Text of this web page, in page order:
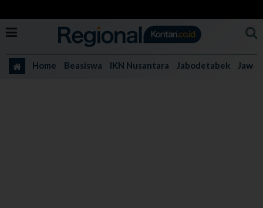
Home Beasiswa IKN Nusantara Jabodetabek Jawa